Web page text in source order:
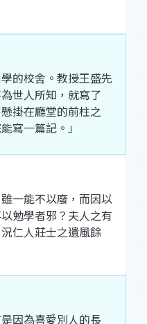
的校舍 。 教授王盛先
世人所知 ， 就寫了
懸掛在廳堂的前柱之
能寫一篇記 。」
雖一能不以廢 ， 而因以
以勉學者邪？ 夫人之有
況仁人莊士之遺風餘
是因為喜愛別人的長